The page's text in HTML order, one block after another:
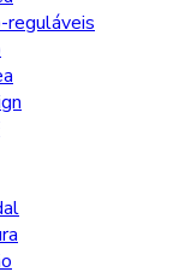
reguláveis